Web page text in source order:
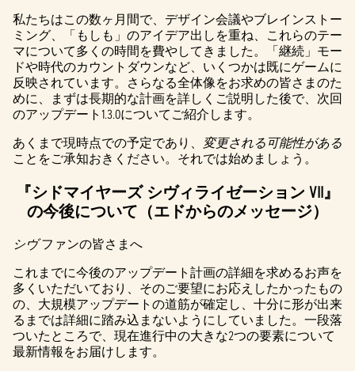
私たちはこの数ヶ月間で、デザイン会議やブレインストー
ミング、「もしも」のアイデア出しを重ね、これらのテー
マについて多くの時間を費やしてきました。「継続」モー
ドや時代のカウントダウンなど、いくつかは既にゲームに
反映されています。さらなる全体像をお求めの皆さまのた
めに、まずは長期的な計画を詳しくご説明した後で、次回
のアップデート1.3.0についてご紹介します。
あくまで現時点での予定であり、 変更される可能性がある
ことをご承知おきください。それでは始めましょう。
『シドマイヤーズ シヴィライゼーション VII』
の今後について（エドからのメッセージ）
シヴファンの皆さまへ
これまでに今後のアップデート計画の詳細を求めるお声を
多くいただいており、そのご要望にお応えしたかったもの
の、大規模アップデートの道筋が確定し、十分に形が出来
るまでは詳細に踏み込まないようにしていました。一段落
ついたところで、現在進行中の大きな2つの要素について
最新情報をお届けします。